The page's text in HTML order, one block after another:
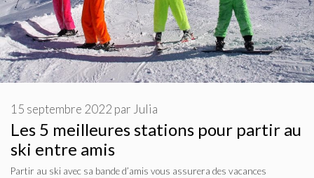
Les 5 meilleures stations pour partir au
ski entre amis
15 septembre 2022 par Julia
Partir au ski avec sa bande d’amis vous assurera des vacances